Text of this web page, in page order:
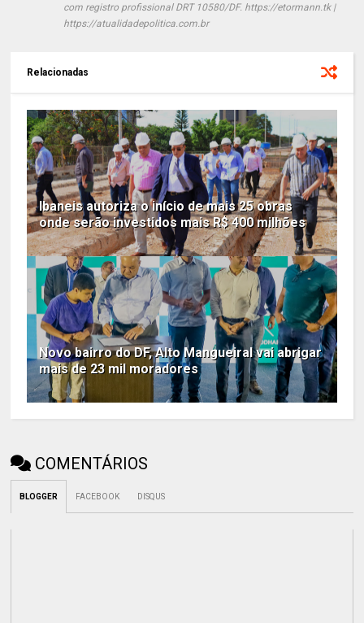
com registro profissional DRT 10580/DF. https://etormann.tk |
https://atualidadepolitica.com.br
Relacionadas
Ibaneis autoriza o início de mais 25 obras
onde serão investidos mais R$ 400 milhões
Novo bairro do DF, Alto Mangueiral vai abrigar
mais de 23 mil moradores
COMENTÁRIOS
BLOGGER FACEBOOK DISQUS